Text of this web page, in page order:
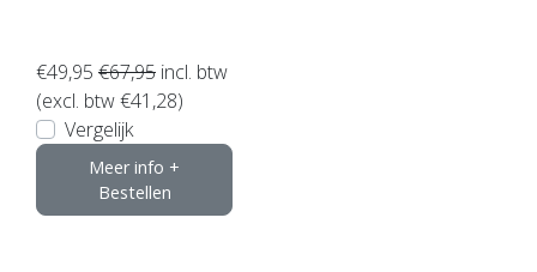
€49,95 €67,95 incl. btw
(excl. btw €41,28)
Vergelijk
Meer info +
Bestellen